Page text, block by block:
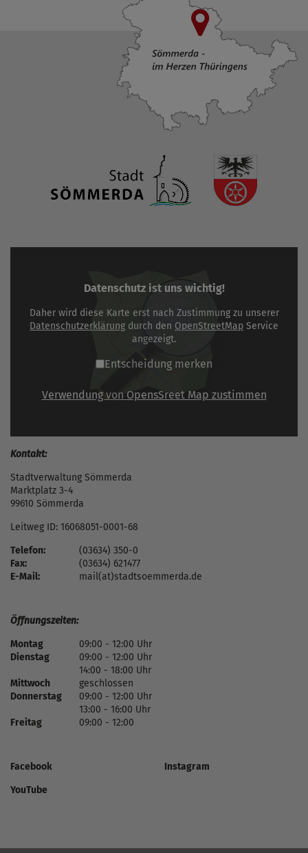
Datenschutz ist uns wichtig!
Daher wird diese Karte erst nach Zustimmung zu unserer
Datenschutzerklärung durch den OpenStreetMap Service
angezeigt.
Entscheidung merken
Verwendung von OpensSreet Map zustimmen
Kontakt:
Stadtverwaltung Sömmerda
Marktplatz 3-4
99610 Sömmerda
Leitweg ID: 16068051-0001-68
Telefon:
(03634) 350-0
Fax:
(03634) 621477
E-Mail:
mail(at)stadtsoemmerda.de
Öffnungszeiten:
Montag
09:00 - 12:00 Uhr
Dienstag
09:00 - 12:00 Uhr
14:00 - 18:00 Uhr
Mittwoch
geschlossen
Donnerstag
09:00 - 12:00 Uhr
13:00 - 16:00 Uhr
Freitag
09:00 - 12:00
Facebook
Instagram
YouTube